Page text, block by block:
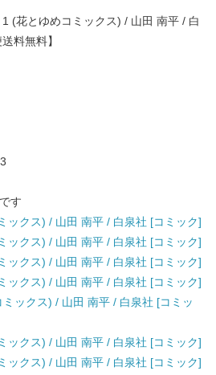
(花とゆめコミックス) / 山田 南平 / 白
料無料】
す
ックス) / 山田 南平 / 白泉社 [コミック]
ックス) / 山田 南平 / 白泉社 [コミック]
ックス) / 山田 南平 / 白泉社 [コミック]
ックス) / 山田 南平 / 白泉社 [コミック]
ックス) / 山田 南平 / 白泉社 [コミッ
ックス) / 山田 南平 / 白泉社 [コミック]
ックス) / 山田 南平 / 白泉社 [コミック]